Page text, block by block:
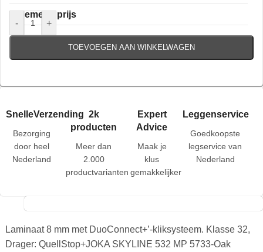
Algemene prijs
-
+
TOEVOEGEN AAN WINKELWAGEN
SnelleVerzending
Bezorging
door heel
Nederland
2k
producten
Meer dan
2.000
productvarianten
Expert
Advice
Maak je
klus
gemakkelijker
Leggenservice
Goedkoopste
legservice van
Nederland
Laminaat 8 mm met DuoConnect+’-kliksysteem. Klasse 32,
Drager: QuellStop+JOKA SKYLINE 532 MP 5733-Oak